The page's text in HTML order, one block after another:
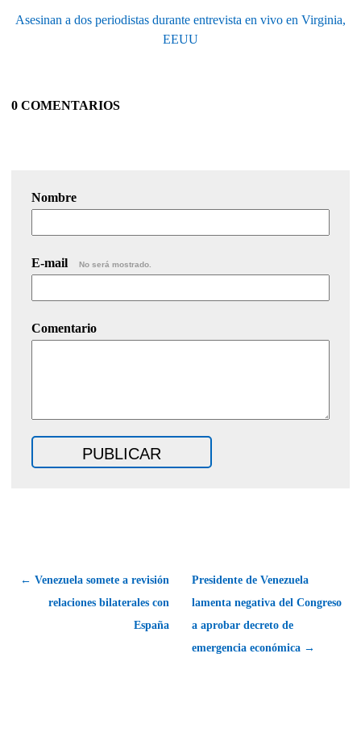
Asesinan a dos periodistas durante entrevista en vivo en Virginia,
EEUU
0 COMENTARIOS
Nombre
E-mail No será mostrado.
Comentario
← Venezuela somete a revisión
relaciones bilaterales con
España
Presidente de Venezuela
lamenta negativa del Congreso
a aprobar decreto de
emergencia económica →